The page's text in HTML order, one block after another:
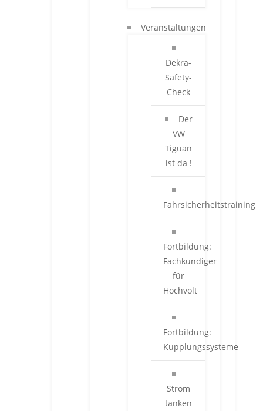
Veranstaltungen
Dekra-
Safety-
Check
Der
VW
Tiguan
ist da !
Fahrsicherheitstraining
Fortbildung:
Fachkundiger
für
Hochvolt
Fortbildung:
Kupplungssysteme
Strom
tanken